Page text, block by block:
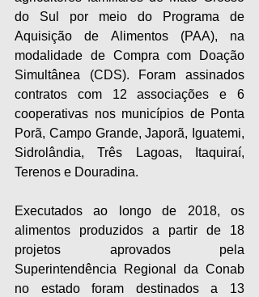
do Sul por meio do Programa de
Aquisição de Alimentos (PAA), na
modalidade de Compra com Doação
Simultânea (CDS). Foram assinados
contratos com 12 associações e 6
cooperativas nos municípios de Ponta
Porã, Campo Grande, Japorã, Iguatemi,
Sidrolândia, Três Lagoas, Itaquiraí,
Terenos e Douradina.
Executados ao longo de 2018, os
alimentos produzidos a partir de 18
projetos aprovados pela
Superintendência Regional da Conab
no estado foram destinados a 13